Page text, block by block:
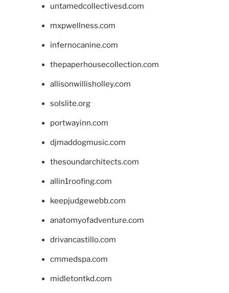
untamedcollectivesd.com
mxpwellness.com
infernocanine.com
thepaperhousecollection.com
allisonwillisholley.com
solslite.org
portwayinn.com
djmaddogmusic.com
thesoundarchitects.com
allin1roofing.com
keepjudgewebb.com
anatomyofadventure.com
drivancastillo.com
cmmedspa.com
midletontkd.com